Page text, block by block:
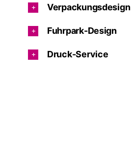
Verpackungsdesign
Fuhrpark-Design
Druck-Service